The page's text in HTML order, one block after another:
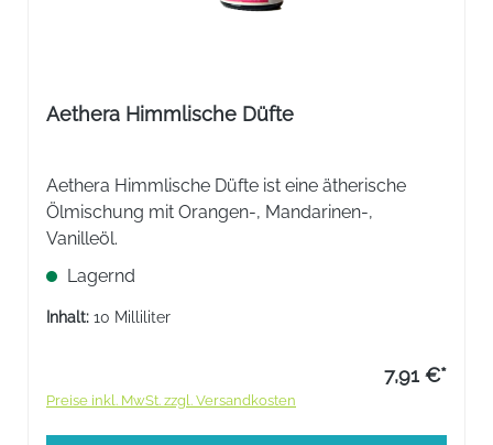
Aethera Himmlische Düfte
Aethera Himmlische Düfte ist eine ätherische
Ölmischung mit Orangen-, Mandarinen-,
Vanilleöl.
Lagernd
Inhalt: 10 Milliliter
7,91 €*
Preise inkl. MwSt. zzgl. Versandkosten